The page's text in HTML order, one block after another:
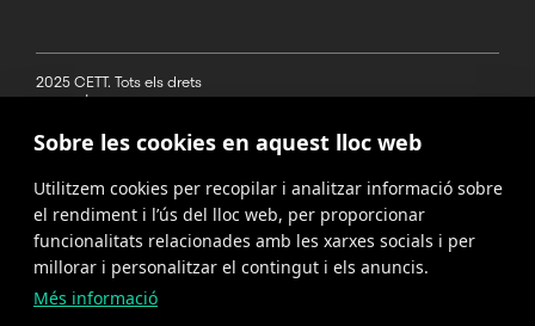
2025 CETT. Tots els drets
reservats
Avís legal
Política de
privacitat
Cookies
Política del
Sobre les cookies en aquest lloc web
Utilitzem cookies per recopilar i analitzar informació sobre
el rendiment i l’ús del lloc web, per proporcionar
funcionalitats relacionades amb les xarxes socials i per
millorar i personalitzar el contingut i els anuncis.
Més informació